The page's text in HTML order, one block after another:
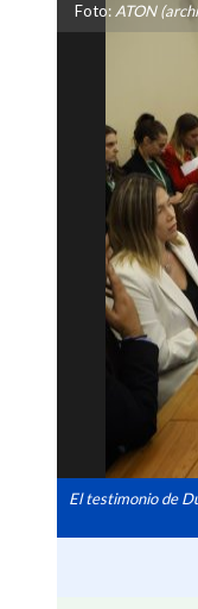
Foto: ATON
El testimonio de